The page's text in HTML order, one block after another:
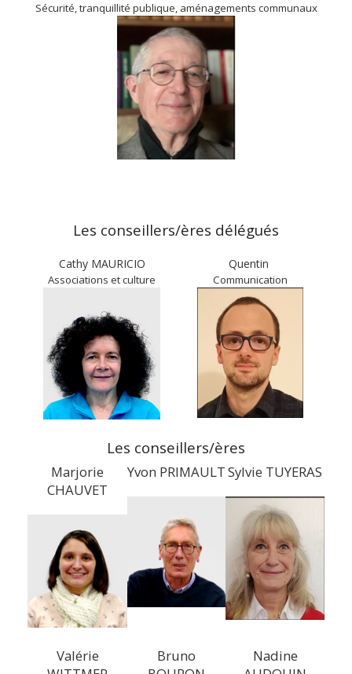
Sécurité, tranquillité publique, aménagements communaux
Les conseillers/ères délégués
Cathy MAURICIO
Associations et culture
Quentin
Communication
Les conseillers/ères
Marjorie
CHAUVET
Yvon PRIMAULTSylvie TUYERAS
Valérie
Bruno
Nadine